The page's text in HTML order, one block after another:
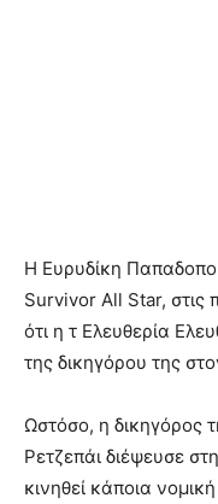
Η Ευρυδίκη
Survivor All Star, στις
ότι η τ Ελευθερία
της δικηγόρου της
Ωστόσο, η δικηγόρος
Ρετζεπάι διέψευσε
κινηθεί κάποια